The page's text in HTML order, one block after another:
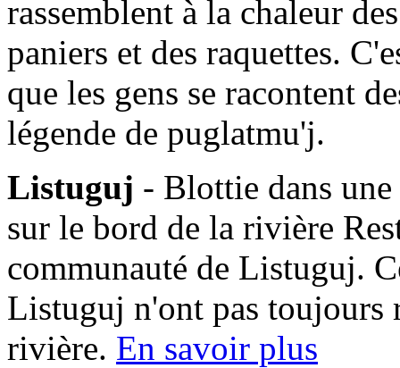
rassemblent à la chaleur
paniers et des raquettes.
que les gens se racontent
légende de puglatmu'j.
Listuguj - Blottie dans une
sur le bord de la rivière
communauté de Listuguj.
Listuguj n'ont pas toujours
rivière. En savoir plus